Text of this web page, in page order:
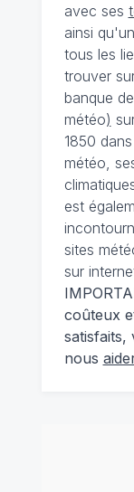
avec ses
ainsi
tous les
trouver
banque
météo)
1850
météo,
est
sites
sur
coûteux
satisfaits,
nous